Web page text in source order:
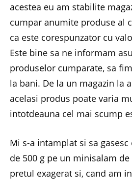
acestea eu am stabilite
cumpar anumite produse al
ca este corespunzator cu
Este bine sa ne informam
produselor cumparate, sa
la bani. De la un magazin la
acelasi produs poate varia
intotdeauna cel mai scump
Mi s-a intamplat si sa
de 500 g pe un minisalam
pretul exagerat si, cand am